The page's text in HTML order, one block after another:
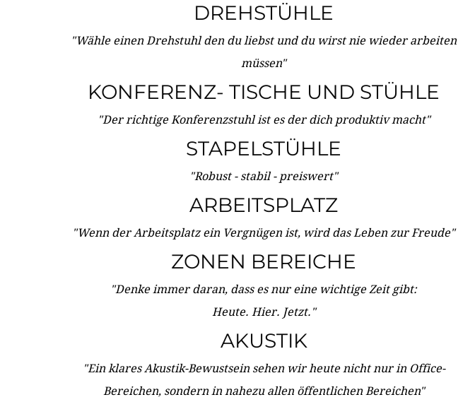
DREHSTÜHLE
"Wähle einen Drehstuhl den du liebst und du wirst nie wieder arbeiten
müssen"
KONFERENZ- TISCHE UND STÜHLE
"Der richtige Konferenzstuhl ist es der dich produktiv macht"
STAPELSTÜHLE
"Robust - stabil - preiswert"
ARBEITSPLATZ
"Wenn der Arbeitsplatz ein Vergnügen ist, wird das Leben zur Freude"
ZONEN BEREICHE
"Denke immer daran, dass es nur eine wichtige Zeit gibt:
Heute. Hier. Jetzt."
AKUSTIK
"Ein klares Akustik-Bewustsein sehen wir heute nicht nur in Office-
Bereichen, sondern in nahezu allen öffentlichen Bereichen"